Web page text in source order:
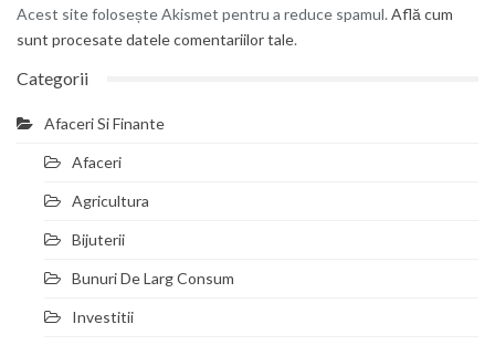
Acest site folosește Akismet pentru a reduce spamul. Află cum
sunt procesate datele comentariilor tale.
Categorii
Afaceri Si Finante
Afaceri
Agricultura
Bijuterii
Bunuri De Larg Consum
Investitii